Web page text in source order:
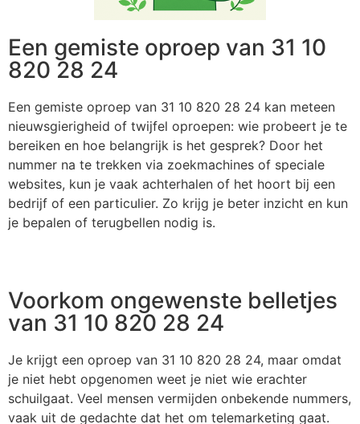
Een gemiste oproep van 31 10
820 28 24
Een gemiste oproep van 31 10 820 28 24 kan meteen
nieuwsgierigheid of twijfel oproepen: wie probeert je te
bereiken en hoe belangrijk is het gesprek? Door het
nummer na te trekken via zoekmachines of speciale
websites, kun je vaak achterhalen of het hoort bij een
bedrijf of een particulier. Zo krijg je beter inzicht en kun
je bepalen of terugbellen nodig is.
Voorkom ongewenste belletjes
van 31 10 820 28 24
Je krijgt een oproep van 31 10 820 28 24, maar omdat
je niet hebt opgenomen weet je niet wie erachter
schuilgaat. Veel mensen vermijden onbekende nummers,
vaak uit de gedachte dat het om telemarketing gaat.